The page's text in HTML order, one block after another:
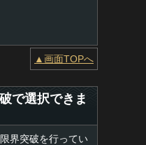
▲画面TOPへ
で選択できま
界突破を行ってい